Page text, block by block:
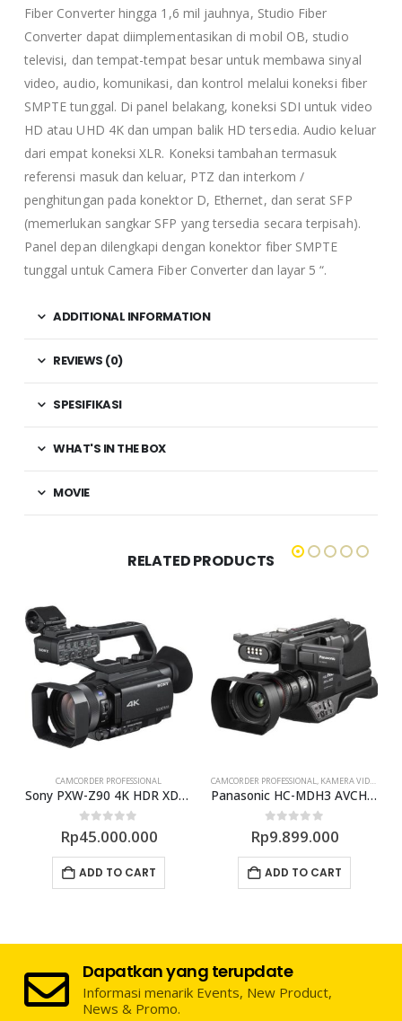
Fiber Converter hingga 1,6 mil jauhnya, Studio Fiber
Converter dapat diimplementasikan di mobil OB, studio
televisi, dan tempat-tempat besar untuk membawa sinyal
video, audio, komunikasi, dan kontrol melalui koneksi fiber
SMPTE tunggal. Di panel belakang, koneksi SDI untuk video
HD atau UHD 4K dan umpan balik HD tersedia. Audio keluar
dari empat koneksi XLR. Koneksi tambahan termasuk
referensi masuk dan keluar, PTZ dan interkom /
penghitungan pada konektor D, Ethernet, dan serat SFP
(memerlukan sangkar SFP yang tersedia secara terpisah).
Panel depan dilengkapi dengan konektor fiber SMPTE
tunggal untuk Camera Fiber Converter dan layar 5 “.
ADDITIONAL INFORMATION
REVIEWS (0)
SPESIFIKASI
WHAT'S IN THE BOX
MOVIE
RELATED PRODUCTS
CAMCORDER PROFESSIONAL
Sony PXW-Z90 4K HDR XDCAM Camcorder
0out of 5
Rp45.000.000
ADD TO CART
CAMCORDER PROFESSIONAL, KAMERA VIDEO
Panasonic HC-MDH3 AVCHD Shoulder Mount Camcorder
0out of 5
Rp9.899.000
ADD TO CART
Dapatkan yang terupdate
Informasi menarik Events, New Product,
News & Promo.